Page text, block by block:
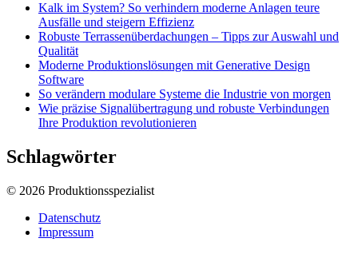
Kalk im System? So verhindern moderne Anlagen teure
Ausfälle und steigern Effizienz
Robuste Terrassenüberdachungen – Tipps zur Auswahl und
Qualität
Moderne Produktionslösungen mit Generative Design
Software
So verändern modulare Systeme die Industrie von morgen
Wie präzise Signalübertragung und robuste Verbindungen
Ihre Produktion revolutionieren
Schlagwörter
© 2026 Produktionsspezialist
Datenschutz
Impressum